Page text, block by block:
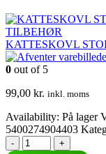
KATTESKOVL
0 out of 5
99,00 kr. inkl. moms
Availability: På lager
5400274904403
-
+